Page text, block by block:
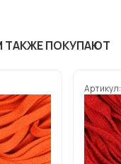
ПОКУПАЮТ
Артикул: